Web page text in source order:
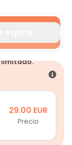
limitado.
29.00 EUR
Precio